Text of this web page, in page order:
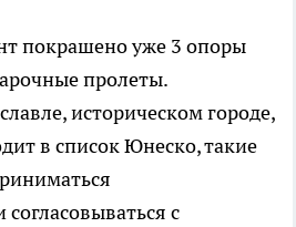
покрашено уже 3 опоры
пролеты.
историческом городе,
в список Юнеско, такие
с